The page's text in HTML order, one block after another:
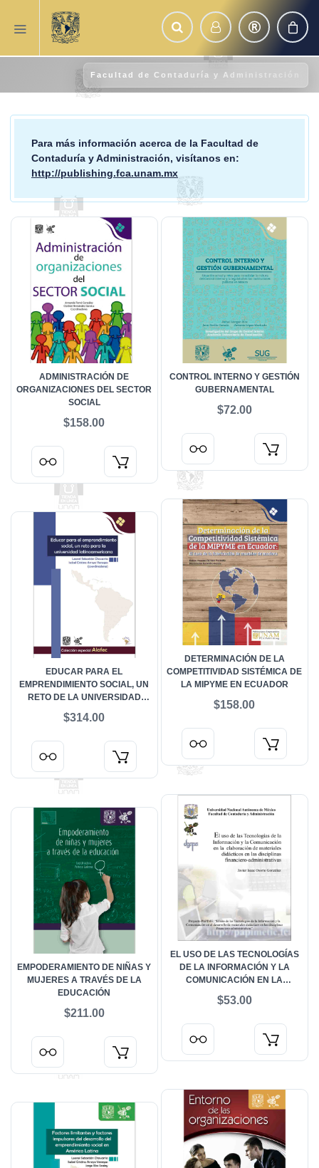
Facultad de Contaduría y Administración
Para más información acerca de la Facultad de
Contaduría y Administración, visítanos en:
http://publishing.fca.unam.mx
ADMINISTRACIÓN DE
ORGANIZACIONES DEL SECTOR
SOCIAL
$158.00
CONTROL INTERNO Y GESTIÓN
GUBERNAMENTAL
$72.00
DETERMINACIÓN DE LA
COMPETITIVIDAD SISTÉMICA DE
LA MIPYME EN ECUADOR
$158.00
EDUCAR PARA EL
EMPRENDIMIENTO SOCIAL, UN
RETO DE LA UNIVERSIDAD
$314.00
EL USO DE LAS TECNOLOGÍAS
DE LA INFORMACIÓN Y LA
COMUNICACIÓN EN LA
DIDÁCTICOS EN LAS
$53.00
EMPODERAMIENTO DE NIÑAS Y
MUJERES A TRAVÉS DE LA
EDUCACIÓN
$211.00